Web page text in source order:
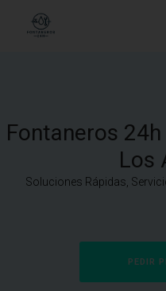
Fontaneros
Los
Soluciones Rápidas,
PEDIR